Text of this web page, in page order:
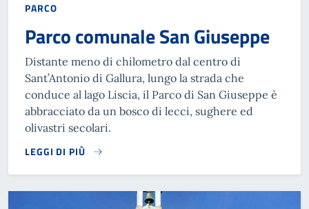
PARCO
Parco comunale San Giuseppe
Distante meno di chilometro dal centro di
Sant’Antonio di Gallura, lungo la strada che
conduce al lago Liscia, il Parco di San Giuseppe è
abbracciato da un bosco di lecci, sughere ed
olivastri secolari.
LEGGI DI PIÙ